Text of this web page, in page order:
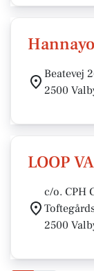
Beatevej
2500
LOOP
c/o. CPH
2500